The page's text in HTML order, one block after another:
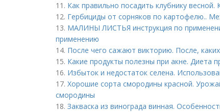
11. Как правильно посадить клубнику
12. Гербициды от сорняков по картофелю..
13. МАЛИНЫ ЛИСТЬЯ инструкция по
применению
14. После чего сажают викторию. После,
15. Какие продукты полезны при акне. Диета
16. Избыток и недостаток селена.
17. Хорошие сорта смородины красной.
смородины
18. Закваска из винограда винная.